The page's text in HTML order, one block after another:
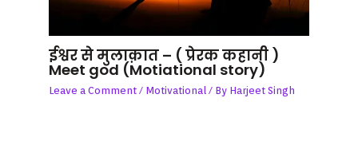
ईश्वर से मुलाक़ात – ( प्रेरक कहानी )
Meet god (Motiational story)
Leave a Comment / Motivational / By Harjeet Singh